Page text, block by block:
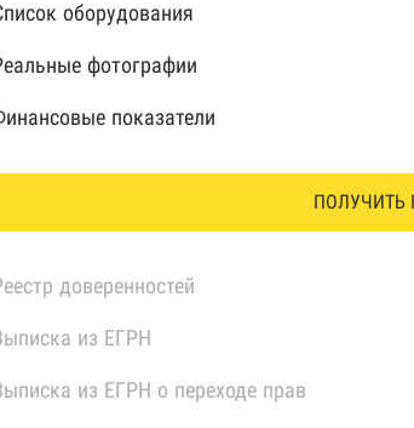
оборудования
фотографии
показатели
ПОЛУЧИТЬ
доверенностей
из ЕГРН
из ЕГРН о переходе прав